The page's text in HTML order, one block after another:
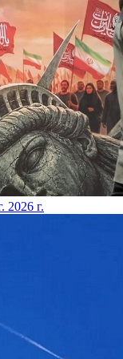
2026 г.